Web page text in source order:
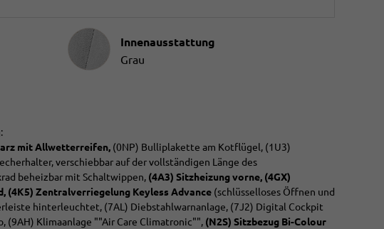
Innenausstattung
Innenausstattung
Grau
mit Allwetterreifen, (0NP) Bulliplakette am Kotflügel, (1U3)
verschiebbar auf der vollständigen Länge des
beheizbar mit Schaltwippen, (4A3) Sitzheizung vorne, (4GX)
(4K5) Zentralverriegelung Keyless Advance (schlüsselloses Öffnen und
hinterleuchtet, (7AL) Diebstahlwarnanlage, (7J2) Digital Cockpit
(9AH) Klimaanlage ""Air Care Climatronic"", (N2S) Sitzbezug Bi-Colour